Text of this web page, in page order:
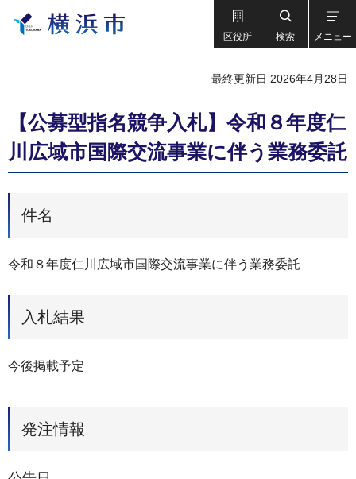
区役所 検索 メニュー
最終更新日 2026年4月28日
【公募型指名競争入札】令和８年度仁
川広域市国際交流事業に伴う業務委託
件名
令和８年度仁川広域市国際交流事業に伴う業務委託
入札結果
今後掲載予定
発注情報